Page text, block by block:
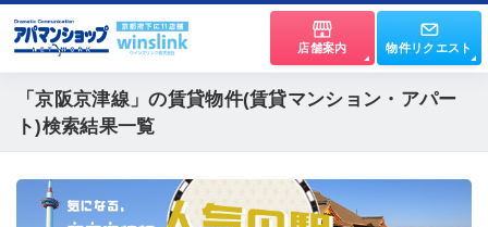
店舗案内 物件リクエスト
「京阪京津線」の賃貸物件(賃貸マンション・アパー
ト)検索結果一覧